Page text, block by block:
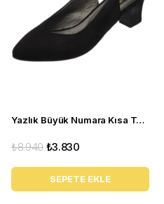
Yazlık Büyük Numara Kısa Topuk Kadın Ayakkabı LTF00131 Siyah
₺3.830
₺8.940
SEPETE EKLE